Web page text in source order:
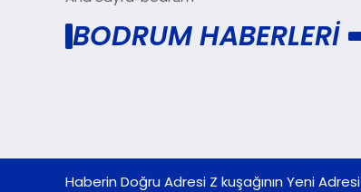
BODRUM HABERLERI
Haberin Doğru Adresi Z kuşağının Yeni Adresi